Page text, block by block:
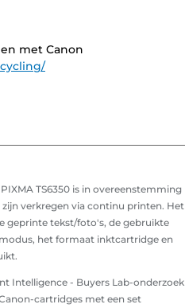
met Canon
TS6350 is in overeenstemming
zijn verkregen via continu printen. Het
geprinte tekst/foto's, de gebruikte
het formaat inktcartridge en
Intelligence - Buyers Lab-onderzoek
cartridges met een set